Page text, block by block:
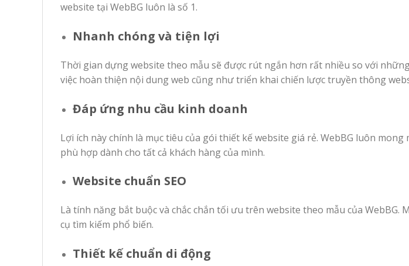
website tại WebBG luôn là số 1.
Nhanh chóng và tiện lợi
Thời gian dựng website theo mẫu sẽ được rút ngắn hơn rất nhiều so với
việc hoàn thiện nội dung web cũng như triển khai chiến lược truyền thông
Đáp ứng nhu cầu kinh doanh
Lợi ích này chính là mục tiêu của gói thiết kế website giá rẻ. WebBG luôn
phù hợp dành cho tất cả khách hàng của mình.
Website chuẩn SEO
Là tính năng bắt buộc và chắc chắn tối ưu trên website theo mẫu của
cụ tìm kiếm phổ biến.
Thiết kế chuẩn di động